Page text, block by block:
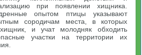
при появлении хищника.
опытом птицы указывают
сородичам места, в которых
и учат молодняк обходить
участки на территории их